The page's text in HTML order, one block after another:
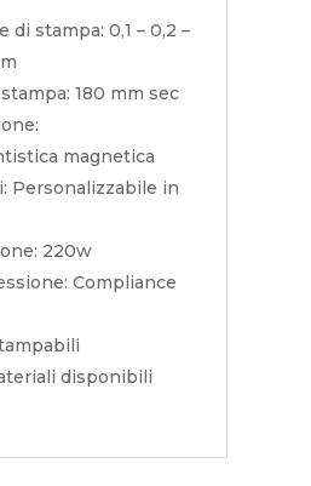
di stampa: 0,1 – 0,2 –
180 mm sec
magnetica
Personalizzabile in
220w
Compliance
disponibili